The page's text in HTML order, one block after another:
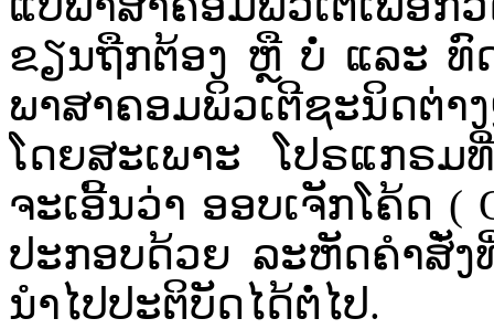
ຂຽນ​ຖືກ​ຕ້ອງ​ ຫຼື​ ບໍ່​ ແລະ ​ທົ
ພາສາ​ຄອມພິວເຕີ​ຊະນິດ​ຕ່າ
ໂດຍ​ສະເພາະ​ ໂປຣ​ແກຣມ​
ຈະ​ເອີ້ນວ່າ​ ອອບ​ເຈັກ​ໂຄ້ດ​ (
ປະກອບ​ດ້ວຍ​ ລະ​ຫັດ​ຄຳ​ສັ່ງ​
ນຳ​ໄປ​ປະຕິບັດ​ໄດ້​ຕໍ່ໄປ​.